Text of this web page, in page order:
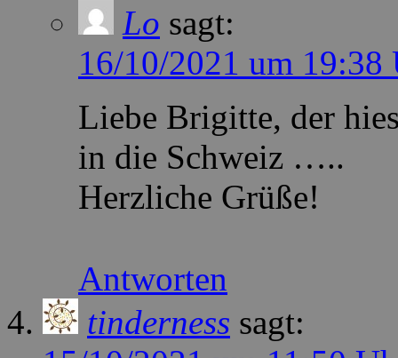
Lo sagt:
16/10/2021 um 19:38
Liebe Brigitte, der
in die Schweiz …..
Herzliche Grüße!
Antworten
tinderness sagt: